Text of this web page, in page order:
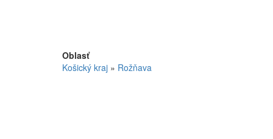
Oblasť
Košický kraj » Rožňava